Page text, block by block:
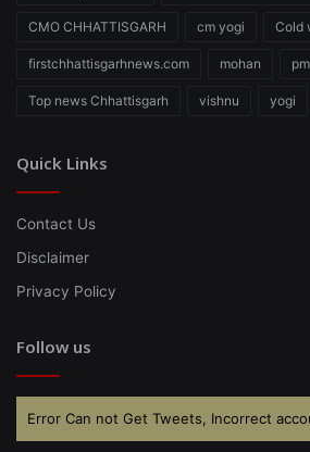
CMO CHHATTISGARH cm yogi Cold
firstchhattisgarhnews.com mohan
Top news Chhattisgarh vishnu yogi
Quick Links
Contact Us
Disclaimer
Privacy Policy
Follow us
Error Can not Get Tweets, Incorrect